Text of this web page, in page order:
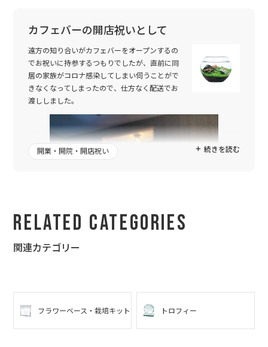
カフェバーの開店祝いとして
遠方の知り合いがカフェバーをオープンするの
でお祝いに持参するつもりでしたが、直前に同
居の家族がコロナ感染してしまい伺うことがで
きなくなってしまったので、仕方なく配送でお
渡ししました。
植物が好きな方なので水草の栽培セットにしたのですが、お店の
ときには水草が育った状態の写真を自分で撮りたいと思っていま
す。ありがとうございました。
続きを読む
開業・開院・開店祝い
Related Categories
関連カテゴリー
フラワーベース・栽培キット トロフィー